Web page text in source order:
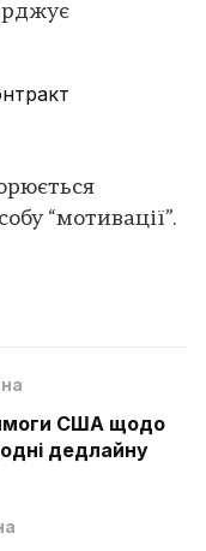
“мотивації”.
США щодо
дедлайну